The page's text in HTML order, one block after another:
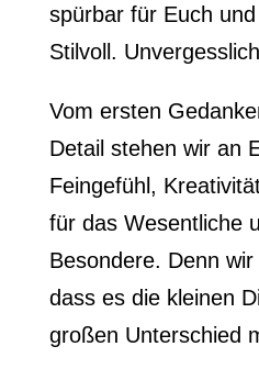
spürbar für Euch
Stilvoll.
Vom ersten
Detail stehen wir an
Feingefühl,
für das Wesentliche
Besondere. Denn
dass es die kleinen
großen Unterschied